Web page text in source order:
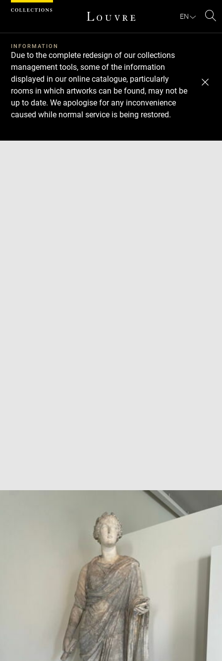
EN
INFORMATION
Due to the complete redesign of our collections
management tools, some of the information
displayed in our online catalogue, particularly
rooms in which artworks can be found, may not be
up to date. We apologise for any inconvenience
caused while normal service is being restored.
Download
Next
Previous
Cookies management panel